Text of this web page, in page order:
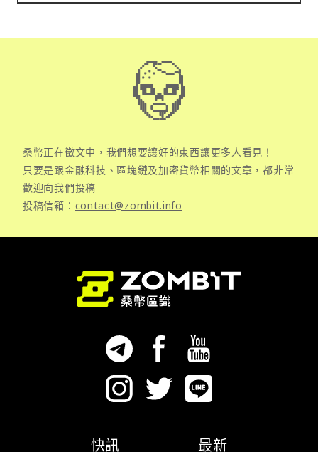
桑幣正在徵文中，我們想要讓好的東西讓更多人看見！
只要是跟金融科技、區塊鏈及加密貨幣相關的文章，都非常
歡迎向我們投稿
投稿信箱： contact@zombit.info
快訊 最新